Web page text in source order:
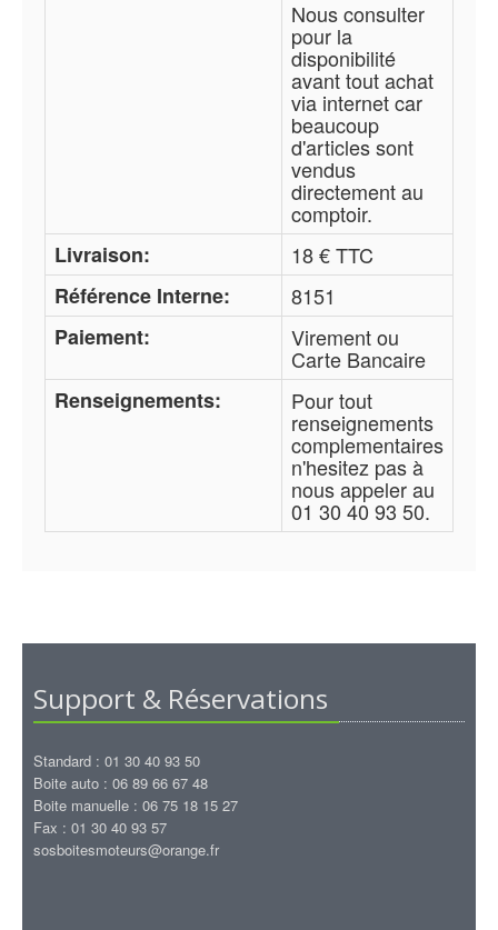
Nous consulter
pour la
disponibilité
avant tout achat
via internet car
beaucoup
d'articles sont
vendus
directement au
comptoir.
Livraison:
18 € TTC
Référence Interne:
8151
Paiement:
Virement ou
Carte Bancaire
Renseignements:
Pour tout
renseignements
complementaires
n'hesitez pas à
nous appeler au
01 30 40 93 50.
Support & Réservations
Standard : 01 30 40 93 50
Boite auto : 06 89 66 67 48
Boite manuelle : 06 75 18 15 27
Fax : 01 30 40 93 57
sosboitesmoteurs@orange.fr